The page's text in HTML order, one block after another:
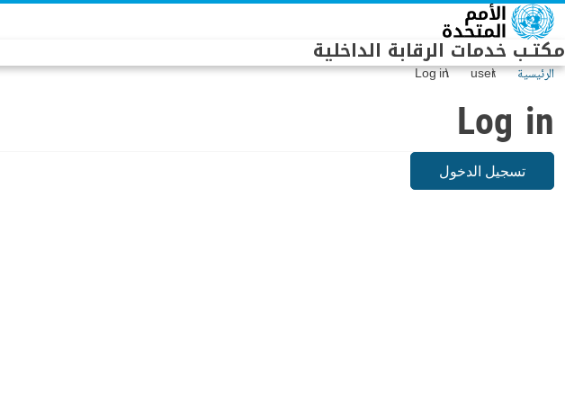
Skip to main content
مكتـب خدمات الرقابة الداخلية
الرئيسية user
Log in
Log in
تسجيل الدخول